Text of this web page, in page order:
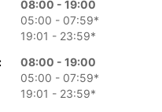
08:00 - 19:00
05:00 - 07:59*
19:01 - 23:59*
الأربعاء:
08:00 - 19:00
05:00 - 07:59*
19:01 - 23:59*